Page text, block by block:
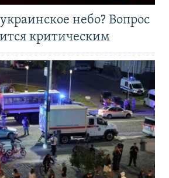
небо? Вопрос
критическим